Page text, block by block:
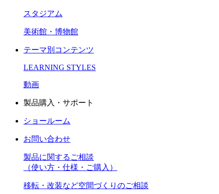
スタジアム
美術館・博物館
テーマ別コンテンツ
LEARNING STYLES
動画
製品購入・サポート
ショールーム
お問い合わせ
製品に関するご相談
（使い方・仕様・ご購入）
移転・改装など空間づくりのご相談